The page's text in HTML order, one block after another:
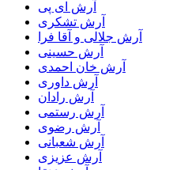
آرش ای پی
آرش تشکری
آرش جلالی و آقا فرا
آرش حسینی
آرش خان احمدی
آرش داوری
آرش رادان
آرش رستمى
آرش رضوی
آرش شعبانی
آرش عزیزی